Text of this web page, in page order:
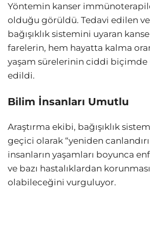
Yöntemin kanser
olduğu görüldü. Tedavi edilen
bağışıklık sistemini uyaran
farelerin, hem hayatta kalma
yaşam sürelerinin ciddi biçimde
edildi.
Bilim İnsanları Umutlu
Araştırma ekibi, bağışıklık
geçici olarak “yeniden
insanların yaşamları boyunca
ve bazı hastalıklardan
olabileceğini vurguluyor.